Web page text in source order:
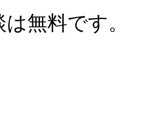
は無料です